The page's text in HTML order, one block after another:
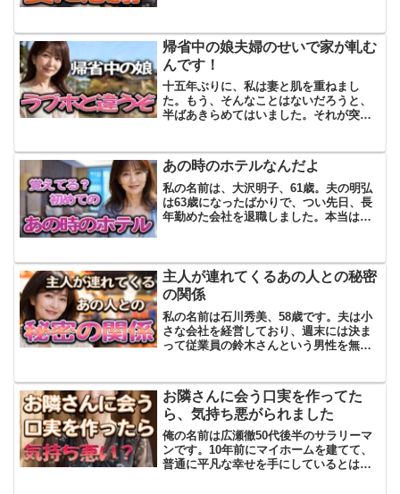
せいで、ちょっとした運命...
帰省中の娘夫婦のせいで家が軋む
んです！
十五年ぶりに、私は妻と肌を重ねまし
た。もう、そんなことはないだろうと、
半ばあきらめてはいました。それが突
た。きっかけは、娘夫婦が帰省してきた
晩のことでした。娘の愛が結婚...
あの時のホテルなんだよ
私の名前は、大沢明子、61歳。夫の明弘
は63歳になったばかりで、つい先日、長
年勤めた会社を退職しました。本当は、
ら、内心ほっとしてい...
主人が連れてくるあの人との秘密
の関係
私の名前は石川秀美、58歳です。夫は小
さな会社を経営しており、週末には決ま
って従業員の鈴木さんという男性を無理
理に付き合わされるのが毎週末の恒例行
事となっていました。そ...
お隣さんに会う口実を作ってた
ら、気持ち悪がられました
俺の名前は広瀬徹50代後半のサラリーマ
ンです。10年前にマイホームを建てて、
普通に平凡な幸せを手にしているとは思